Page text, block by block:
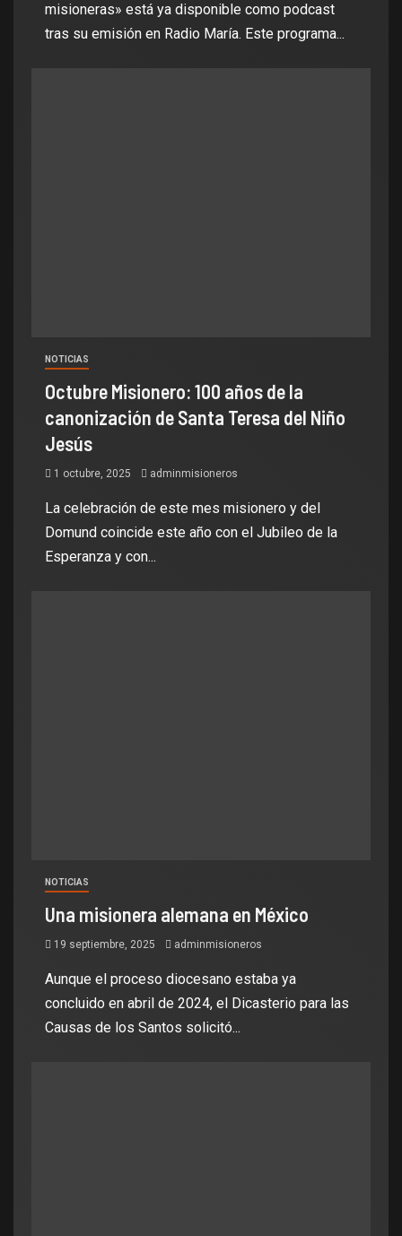
misioneras» está ya disponible como podcast
tras su emisión en Radio María. Este programa...
NOTICIAS
Octubre Misionero: 100 años de la
canonización de Santa Teresa del Niño
Jesús
1 octubre, 2025 adminmisioneros
La celebración de este mes misionero y del
Domund coincide este año con el Jubileo de la
Esperanza y con...
NOTICIAS
Una misionera alemana en México
19 septiembre, 2025 adminmisioneros
Aunque el proceso diocesano estaba ya
concluido en abril de 2024, el Dicasterio para las
Causas de los Santos solicitó...